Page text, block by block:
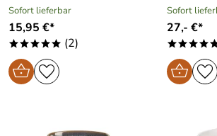
Sofort lieferbar
15,95 €*
***** (2)
Sofort
27,- €*